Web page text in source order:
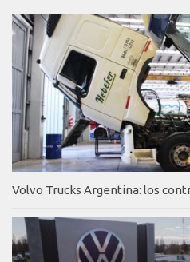
Volvo Trucks Argentina: los